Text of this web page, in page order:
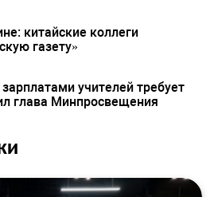
китайские коллеги
газету»
учителей требует
глава Минпросвещения